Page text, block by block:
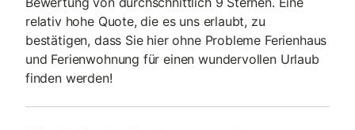
relativ hohe Quote, die es uns erlaubt, zu
bestätigen, dass Sie hier ohne Probleme Ferienhaus
und Ferienwohnung für einen wundervollen Urlaub
finden werden!